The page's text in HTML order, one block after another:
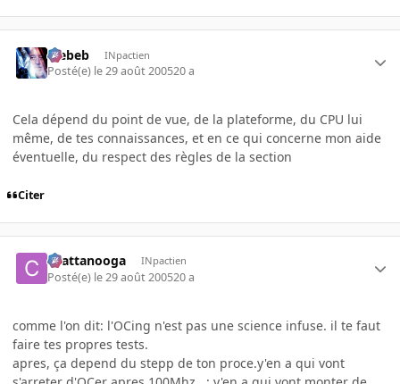
Trebeb INpactien
Posté(e) le 29 août 200520 a
Cela dépend du point de vue, de la plateforme, du CPU lui
même, de tes connaissances, et en ce qui concerne mon aide
éventuelle, du respect des règles de la section
Citer
chattanooga INpactien
Posté(e) le 29 août 200520 a
comme l'on dit: l'OCing n'est pas une science infuse. il te faut
faire tes propres tests.
apres, ça depend du stepp de ton proce.y'en a qui vont